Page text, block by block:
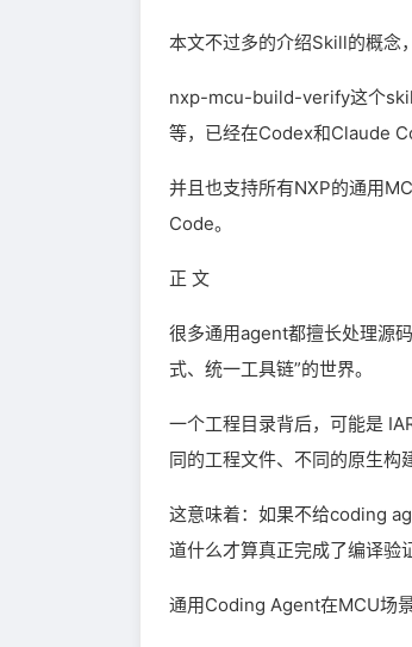
本文不过多的介绍Skill的概念
nxp-mcu-build-verify这个
等，已经在Codex和Claude
并且也支持所有NXP的通用
Code。
正 文
很多通用agent都擅长处理源
式、统一工具链”的世界。
一个工程目录背后，可能是
同的工程文件、不同的原生构
这意味着：如果不给coding
道什么才算真正完成了编译验
通用Coding Agent在MCU场